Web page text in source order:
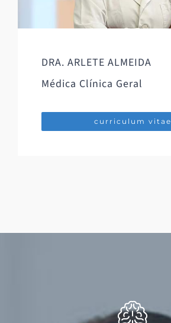
DRA. ARLETE ALMEIDA
Médica Clínica Geral
curriculum vitae